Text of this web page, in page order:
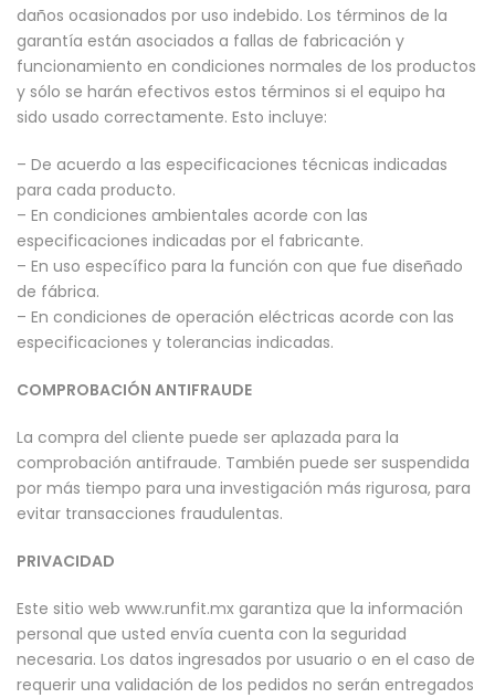
daños ocasionados por uso indebido. Los términos de la
garantía están asociados a fallas de fabricación y
funcionamiento en condiciones normales de los productos
y sólo se harán efectivos estos términos si el equipo ha
sido usado correctamente. Esto incluye:
– De acuerdo a las especificaciones técnicas indicadas
para cada producto.
– En condiciones ambientales acorde con las
especificaciones indicadas por el fabricante.
– En uso específico para la función con que fue diseñado
de fábrica.
– En condiciones de operación eléctricas acorde con las
especificaciones y tolerancias indicadas.
COMPROBACIÓN ANTIFRAUDE
La compra del cliente puede ser aplazada para la
comprobación antifraude. También puede ser suspendida
por más tiempo para una investigación más rigurosa, para
evitar transacciones fraudulentas.
PRIVACIDAD
Este sitio web www.runfit.mx garantiza que la información
personal que usted envía cuenta con la seguridad
necesaria. Los datos ingresados por usuario o en el caso de
requerir una validación de los pedidos no serán entregados